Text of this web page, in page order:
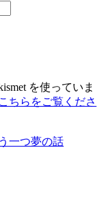
を使っていま
ちらをご覧くださ
一つ夢の話